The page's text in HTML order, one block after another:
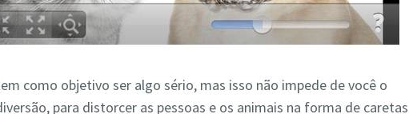
como objetivo ser algo sério, mas isso não impede de você o
para distorcer as pessoas e os animais na forma de caretas